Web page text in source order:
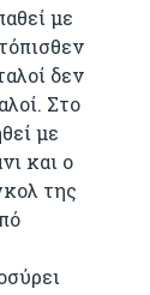
με
δεν
Στο
με
και ο
της